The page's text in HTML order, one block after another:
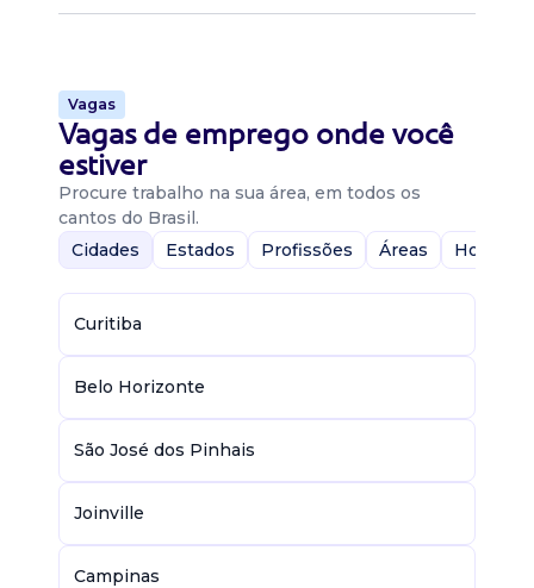
Vagas
Vagas de emprego onde você
estiver
Procure trabalho na sua área, em todos os
cantos do Brasil.
Cidades
Estados Profissões Áreas Home-
Curitiba
Belo Horizonte
São José dos Pinhais
Joinville
Campinas